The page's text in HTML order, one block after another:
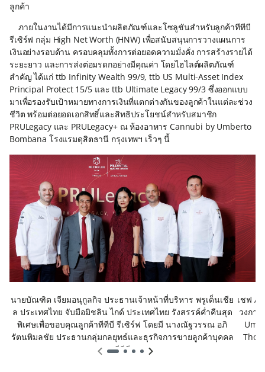
ลูกค้า
ภายในงานได้มีการแนะนำผลิตภัณฑ์และโซลูชันสำหรับลูกค้าทีทีบี
รีเซิร์ฟ กลุ่ม High Net Worth (HNW) เพื่อสนับสนุนการวางแผนการ
เงินอย่างรอบด้าน ครอบคลุมทั้งการต่อยอดความมั่งคั่ง การสร้างรายได้
ระยะยาว และการส่งต่อมรดกอย่างมีคุณค่า โดยไฮไลต์ผลิตภัณฑ์
สำคัญ ได้แก่ ttb Infinity Wealth 99/9, ttb US Multi-Asset Index
Principal Protect 15/5 และ ttb Ultimate Legacy 99/3 ซึ่งออกแบบ
มาเพื่อรองรับเป้าหมายทางการเงินที่แตกต่างกันของลูกค้าในแต่ละช่วง
ชีวิต พร้อมต่อยอดเอกสิทธิ์และสิทธิประโยชน์สำหรับสมาชิก
PRULegacy และ PRULegacy+ ณ ห้องอาหาร Cannubi by Umberto
Bombana โรงแรมดุสิตธานี กรุงเทพฯ เร็วๆ นี้
นายบัณฑิต เจียมอนุกูลกิจ ประธานเจ้าหน้าที่บริหาร พรูเด็นเชีย
ล ประเทศไทย จับมือมิชลิน ไกด์ ประเทศไทย รังสรรค์ค่ำคืนสุด
พิเศษเพื่อขอบคุณลูกค้าทีทีบี รีเซิร์ฟ โดยมี นางณัฐวรรณ อภิ
รัตนพิมลชัย ประธานกลุ่มกลยุทธ์และธุรกิจการขายลูกค้าบุคคล
ทีทีบี
เชฟ
วงกา